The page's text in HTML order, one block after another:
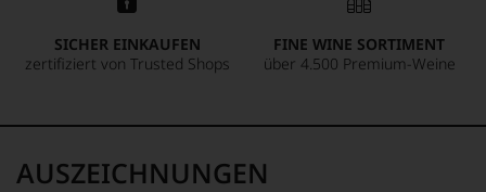
SICHER EINKAUFEN
zertifiziert von Trusted Shops
FINE WINE SORTIMENT
über 4.500 Premium-Weine
AUSZEICHNUNGEN